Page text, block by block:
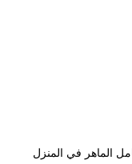
الماهر في المنزل